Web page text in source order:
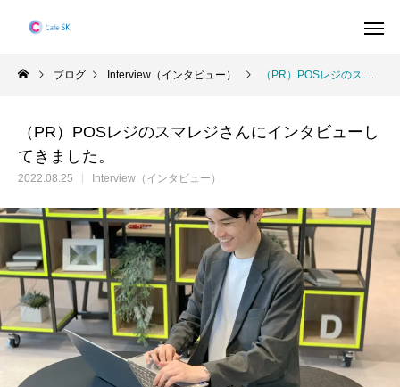
ブログ Interview（インタビュー） （PR）POSレジのスマレジさんにインタビューしてきました。
（PR）POSレジのスマレジさんにインタビューし
てきました。
2022.08.25 Interview（インタビュー）